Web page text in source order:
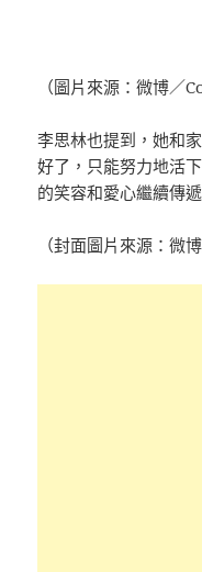
（圖片來源：微博／
李思林也提到，她和
好了，只能努力地活
的笑容和愛心繼續傳
（封面圖片來源：微